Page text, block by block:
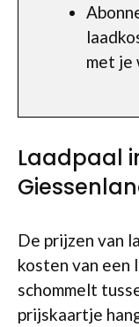
met je
Laadpaal
De prijzen van
kosten van een
schommelt
prijskaartje